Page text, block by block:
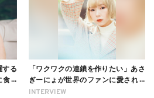
する
食べ
に
INTERVIEW
「ワクワクの連鎖を作りたい」あさ
ぎーにょが世界のファンに愛される
理由【インタビュー】